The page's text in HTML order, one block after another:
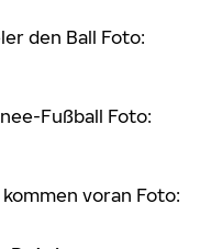
den Ball Foto:
Fußball Foto:
voran Foto: